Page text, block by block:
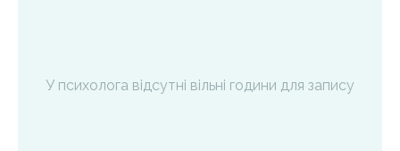
У психолога відсутні вільні години для запису